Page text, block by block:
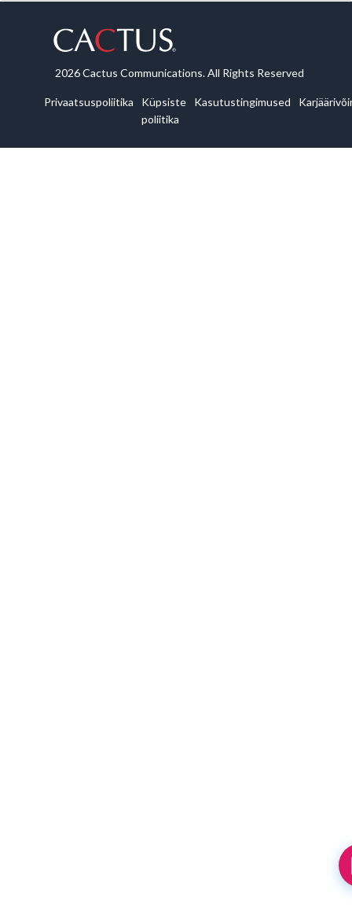
2026 Cactus Communications. All Rights Reserved
Privaatsuspoliitika
Küpsiste
poliitika
Kasutustingimused